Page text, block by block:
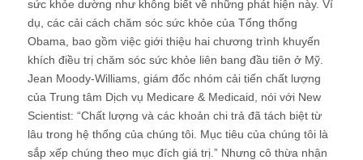
sức khỏe dường như không biết về những phát hiện này. Ví
dụ, các cải cách chăm sóc sức khỏe của Tổng thống
Obama, bao gồm việc giới thiệu hai chương trình khuyến
khích điều trị chăm sóc sức khỏe liên bang đầu tiên ở Mỹ.
Jean Moody-Williams, giám đốc nhóm cải tiến chất lượng
của Trung tâm Dịch vụ Medicare & Medicaid, nói với New
Scientist: “Chất lượng và các khoản chi trả đã tách biệt từ
lâu trong hệ thống của chúng tôi. Mục tiêu của chúng tôi là
sắp xếp chúng theo mục đích giá trị.” Nhưng cô thừa nhận